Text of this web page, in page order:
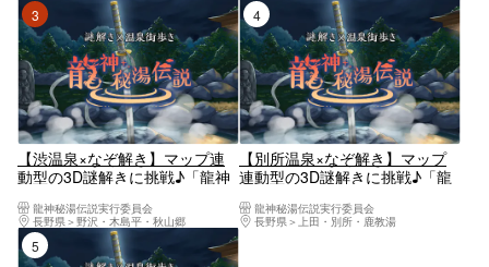
【渋温泉×なぞ解き】マップ連
動型の3D謎解きに挑戦♪「龍神
龍神秘湯伝説実行委員会
長野県
野沢・木島平・秋山郷
【別所温泉×なぞ解き】マップ
連動型の3D謎解きに挑戦♪「龍
龍神秘湯伝説実行委員会
長野県
上田・別所・鹿教湯